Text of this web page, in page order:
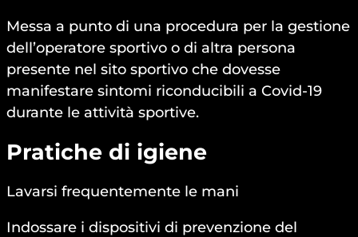
Messa a punto di una procedura per la gestione
dell’operatore sportivo o di altra persona
presente nel sito sportivo che dovesse
manifestare sintomi riconducibili a Covid-19
durante le attività sportive.
Pratiche di igiene
Lavarsi frequentemente le mani
Indossare i dispositivi di prevenzione del